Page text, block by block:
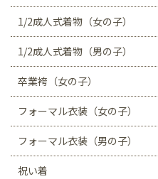
1/2成人式着物（女の子）
1/2成人式着物（男の子）
卒業袴（女の子）
フォーマル衣装（女の子）
フォーマル衣装（男の子）
祝い着